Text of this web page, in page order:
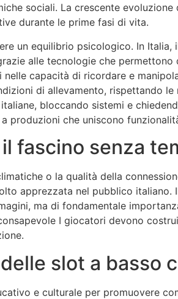
sociali. La crescente
durante le prime fasi di vita.
un equilibrio psicologico. In
alle tecnologie che
capacità di ricordare e
di allevamento, rispettando
bloccando sistemi e
produzioni che uniscono
fascino senza
o la qualità della
apprezzata nel pubblico
ma di fondamentale
I giocatori devono
slot a basso
e culturale per promuovere